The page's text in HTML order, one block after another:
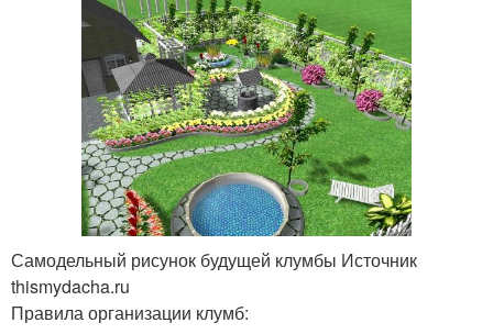
Самодельный рисунок будущей клумбы Источник
thismydacha.ru
Правила организации клумб: